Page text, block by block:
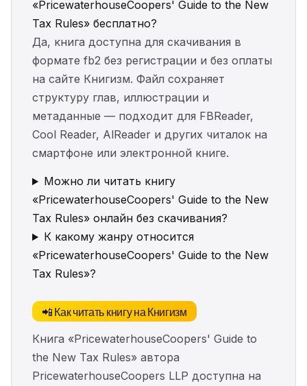
«PricewaterhouseCoopers' Guide to the New
Tax Rules» бесплатно?
Да, книга доступна для скачивания в
формате fb2 без регистрации и без оплаты
на сайте Книгизм. Файл сохраняет
структуру глав, иллюстрации и
метаданные — подходит для FBReader,
Cool Reader, AlReader и других читалок на
смартфоне или электронной книге.
Можно ли читать книгу
«PricewaterhouseCoopers' Guide to the New
Tax Rules» онлайн без скачивания?
К какому жанру относится
«PricewaterhouseCoopers' Guide to the New
Tax Rules»?
📲 Как читать книгу на Книгизм
Книга «PricewaterhouseCoopers' Guide to
the New Tax Rules» автора
PricewaterhouseCoopers LLP доступна на